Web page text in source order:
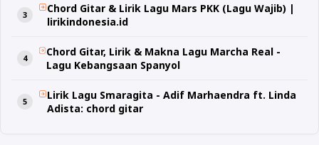
Chord Gitar & Lirik Lagu Mars PKK (Lagu Wajib) |
lirikindonesia.id
Chord Gitar, Lirik & Makna Lagu Marcha Real -
Lagu Kebangsaan Spanyol
Lirik Lagu Smaragita - Adif Marhaendra ft. Linda
Adista: chord gitar